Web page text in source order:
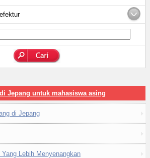
Jepang untuk mahasiswa asing
di Jepang
Lebih Menyenangkan